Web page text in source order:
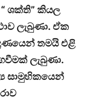
ශක්ති” කියල
ලැබුණා. ඒක
තමයි එළි
ලැබුණා.
සාමුහිකයෙන්